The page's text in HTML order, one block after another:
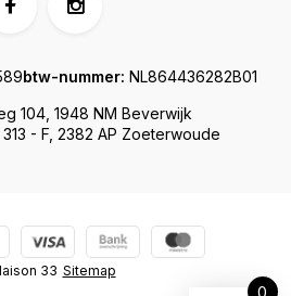
104, 1948 NM Beverwijk
- F, 2382 AP Zoeterwoude
btw-nummer: NL864436282B01
33 Sitemap
0